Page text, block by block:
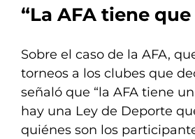
“La AFA tiene
Sobre el caso de la AFA,
torneos a los clubes que
señaló que “la AFA tiene
hay una Ley de Deporte
quiénes son los